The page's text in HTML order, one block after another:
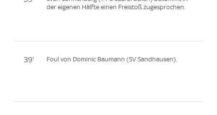
der eigenen Hälfte einen Freistoß zugesprochen.
39' Foul von Dominic Baumann (SV Sandhausen).